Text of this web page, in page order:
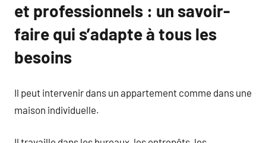
et professionnels : un savoir-
faire qui s’adapte à tous les
besoins
Il peut intervenir dans un appartement comme dans une
maison individuelle.